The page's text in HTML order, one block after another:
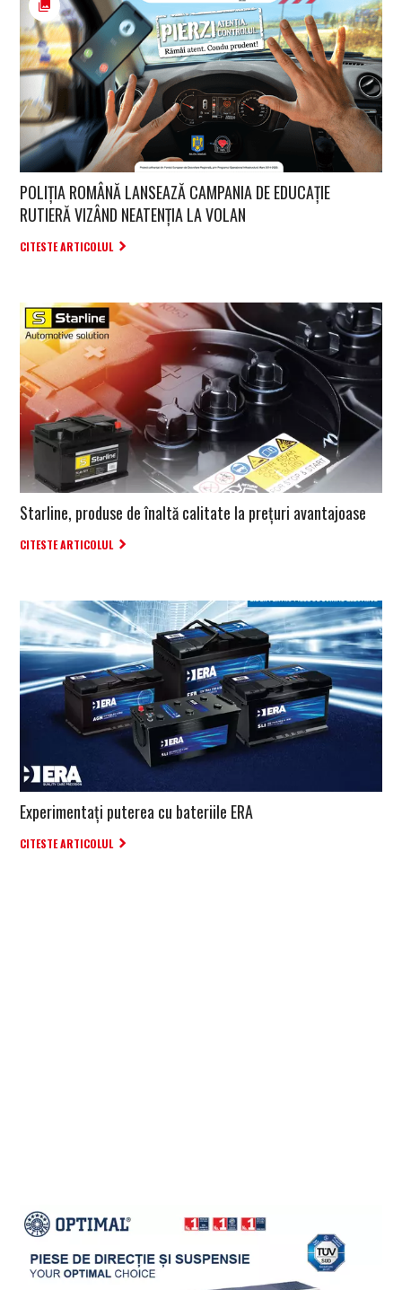
POLIȚIA ROMÂNĂ LANSEAZĂ CAMPANIA DE EDUCAȚIE
RUTIERĂ VIZÂND NEATENȚIA LA VOLAN
CITESTE ARTICOLUL
Starline, produse de înaltă calitate la prețuri avantajoase
CITESTE ARTICOLUL
Experimentați puterea cu bateriile ERA
CITESTE ARTICOLUL